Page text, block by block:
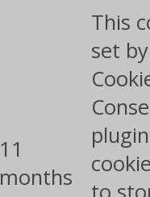
11
months
This
set